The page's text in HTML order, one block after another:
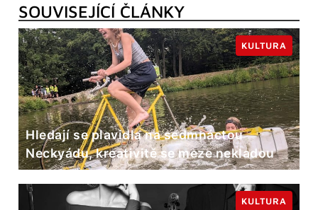
SOUVISEJÍCÍ ČLÁNKY
Hledají se plavidla na sedmnáctou
Neckyádu, kreativitě se meze nekladou
KULTURA
KULTURA